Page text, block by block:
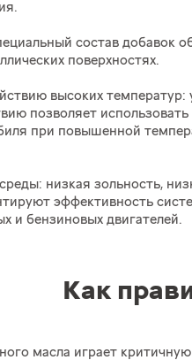
состав добавок
поверхностях.
высоких температур:
позволяет
при повышенной
низкая зольность,
эффективность
и бензиновых двигателей.
Как
масла играет